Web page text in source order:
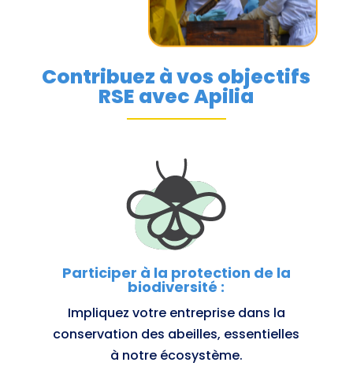
Contribuez à vos objectifs
RSE avec Apilia
Participer à la protection de la
biodiversité :
Impliquez votre entreprise dans la
conservation des abeilles, essentielles
à notre écosystème.